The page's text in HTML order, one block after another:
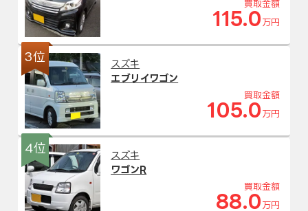
買取金額
115.0 万円
3位
スズキ
エブリイワゴン
買取金額
105.0 万円
4位
スズキ
ワゴンR
買取金額
88.0 万円